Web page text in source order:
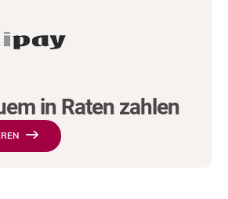
in Raten zahlen